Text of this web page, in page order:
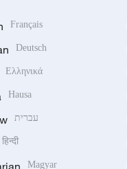
Français
Deutsch
Ελληνικά
Hausa
עברית
हिन्दी
Magyar